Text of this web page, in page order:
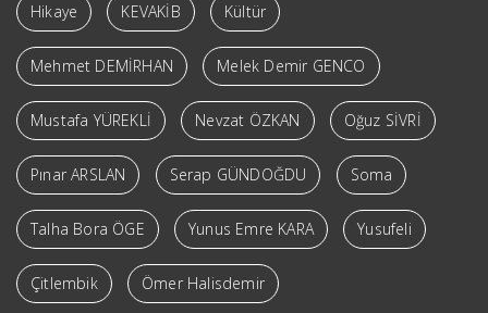
Hikaye KEVAKİB Kültür
Mehmet DEMİRHAN Melek Demir GENCO
Mustafa YÜREKLİ Nevzat ÖZKAN Oğuz SİVRİ
Pınar ARSLAN Serap GÜNDOĞDU Soma
Talha Bora ÖGE Yunus Emre KARA Yusufeli
Çitlembik Ömer Halisdemir